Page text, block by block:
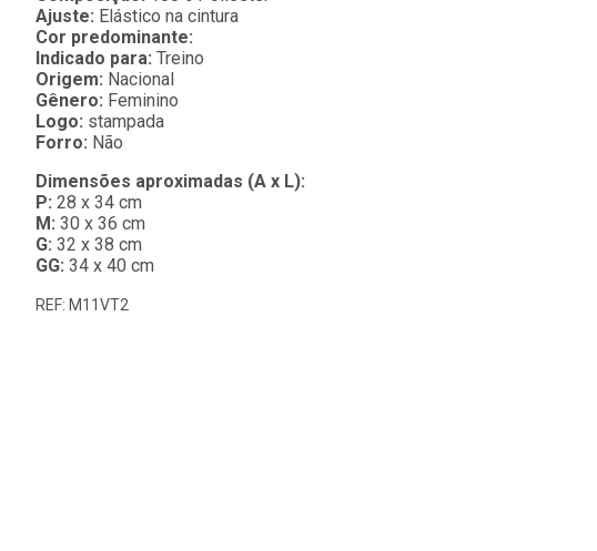
Ajuste: Elástico na cintura
Cor predominante:
Indicado para: Treino
Origem: Nacional
Gênero: Feminino
Logo: stampada
Forro: Não
Dimensões aproximadas (A x L):
P: 28 x 34 cm
M: 30 x 36 cm
G: 32 x 38 cm
GG: 34 x 40 cm
REF: M11VT2